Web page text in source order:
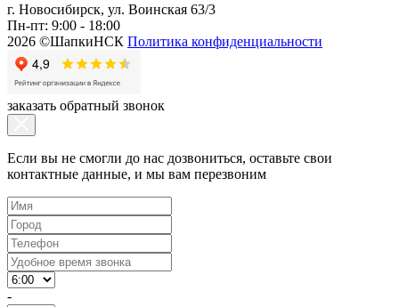
г. Новосибирск, ул. Воинская 63/3
Пн-пт: 9:00 - 18:00
2026 ©ШапкиНСК Политика конфиденциальности
заказать обратный звонок
Если вы не смогли до нас дозвониться, оставьте свои
контактные данные, и мы вам перезвоним
-